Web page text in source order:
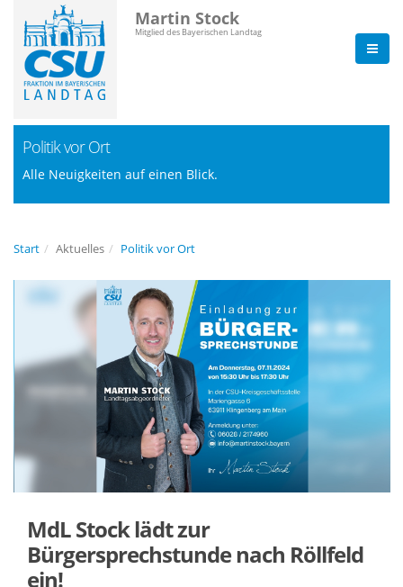
Martin Stock
Mitglied des Bayerischen Landtag
Politik vor Ort
Alle Neuigkeiten auf einen Blick.
Start Aktuelles Politik vor Ort
MdL Stock lädt zur
Bürgersprechstunde nach Röllfeld
ein!